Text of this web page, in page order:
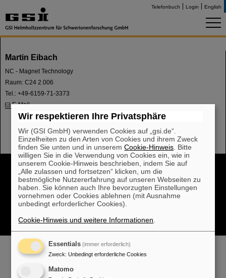
Telefonbuch Login English
Martin Eibach
NC - Magnet Technology
Raum: C24 2.006
Tel.: +49-6159-71-3373
E-Mail
Cookie Einstellungen Cookie-Hinweise
Sitemap
Impressum
Datenschutz
Haftungsausschluss
Urheberrecht
Erklärung zur Barrierefreiheit
Wir respektieren Ihre Privatsphäre
Wir (GSI GmbH) verwenden Cookies auf „gsi.de“.
Einzelheiten zu den Arten von Cookies und ihrem Zweck
finden Sie unten und in unseremCookie-Hinweis . Bitte
willigen Sie in die Verwendung von Cookies ein, wie in
unserem Cookie-Hinweis beschrieben, indem Sie auf
„Alle zulassen und fortsetzen“ klicken, um die
bestmögliche Nutzererfahrung auf unseren Webseiten zu
haben. Sie können auch Ihre bevorzugten Einstellungen
vornehmen oder Cookies ablehnen (mit Ausnahme
unbedingt erforderlicher Cookies).
Cookie-Hinweis und weitere Informationen
Essentials (immer erforderlich)
Zweck: Unbedingt erforderliche Cookies
Matomo